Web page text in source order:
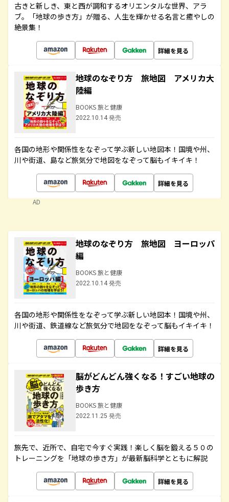
古きと新しき、東と西が調和するオリエンタルな世界、アラ
ブ。「地球の歩き方」が贈る、人生を輝かせる名言と癒やしの
絶景集！
詳細を見る
地球のなぞり方 旅地図 アメリカ大
陸編
BOOKS 旅と健康
2022.10.14 発売
各国の地形や関係性をなぞって学ぶ新しい地図本！国境や州、
川や街道、島など旅気分で地図をなぞって脳もイキイキ！
詳細を見る
AD
地球のなぞり方 旅地図 ヨーロッパ
編
BOOKS 旅と健康
2022.10.14 発売
各国の地形や関係性をなぞって学ぶ新しい地図本！国境や州、
川や街道、鉄道線など旅気分で地図をなぞって脳もイキイキ！
詳細を見る
脳がどんどん強くなる！すごい地球の
歩き方
BOOKS 旅と健康
2022.11.25 発売
旅先で、近所で、自宅で今すぐ実践！楽しく脳を鍛える５０の
トレーニングを「地球の歩き方」が最新脳科学とともに解説
詳細を見る